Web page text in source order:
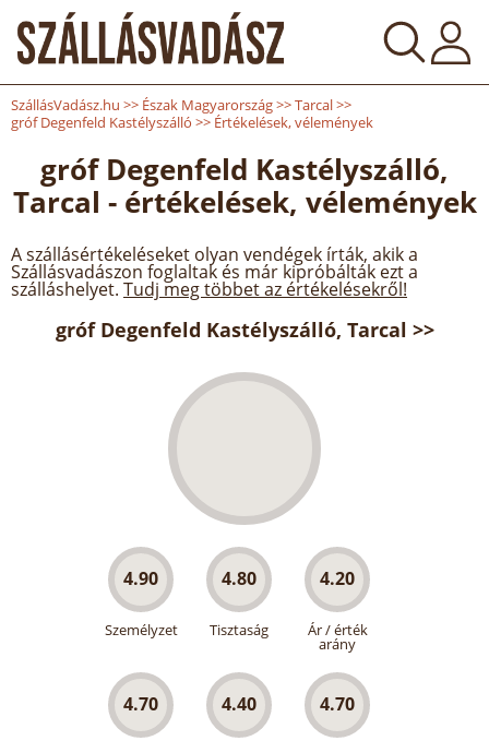
SzállásVadász.hu >> Észak Magyarország>>Tarcal>>
gróf Degenfeld Kastélyszálló >> Értékelések, vélemények
gróf Degenfeld Kastélyszálló,
Tarcal - értékelések, vélemények
A szállásértékeléseket olyan vendégek írták, akik a
Szállásvadászon foglaltak és már kipróbálták ezt a
szálláshelyet. Tudj meg többet az értékelésekről!
gróf Degenfeld Kastélyszálló, Tarcal >>
4.90
Személyzet
4.80
Tisztaság
4.20
Ár / érték
arány
4.70 4.40 4.70